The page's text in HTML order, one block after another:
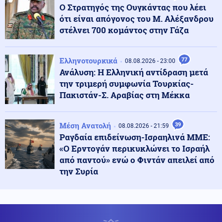
Κοινωνία 09.08.2026 - 13:47
Δύο συλλήψεις για παράνομη μεταφορά μεταναστών
σε Έβρο και Ροδόπη
Κοινωνία 09.08.2026 - 13:36
Σοκαριστικό περιστατικό απάτης στη Λάρισα που
εγείρει νέα ερωτήματα: Κλωνοποίησαν με AI τη φωνή
της μητέρας και έπεισαν το παιδί να τους δώσει
χρήματα και κοσμήματα
Ρωσία 09.08.2026 - 13:33
Ενώ ο Πούτιν "ετοιμάζει επίθεση" σε κράτος του ΝΑΤΟ
ο Ερντογάν προχωρά στην εξαγωγή μεγάλου πακέτου
αμερικανικών όπλων στην Ουκρανία
Ο Στρατηγός της Ουγκάντας που λέει
ότι είναι απόγονος του Μ. Αλέξανδρου
στέλνει 700 κομάντος στην Γάζα
Ελληνοτουρκικά 08.08.2026 - 23:00 77
Ανάλυση: Η Ελληνική αντίδραση μετά
την τριμερή συμφωνία Τουρκίας-
Πακιστάν-Σ. Αραβίας στη Μέκκα
Μέση Ανατολή 08.08.2026 - 21:59 39
Ραγδαία επιδείνωση-Ισραηλινά ΜΜΕ:
«Ο Ερντογάν περικυκλώνει το Ισραήλ
από παντού» ενώ ο Φιντάν απειλεί από
την Συρία